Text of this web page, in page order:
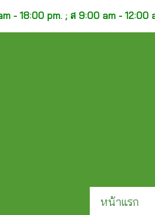
- 18:00 pm. ;ส 9:00 am - 12:00
หน้าแรก